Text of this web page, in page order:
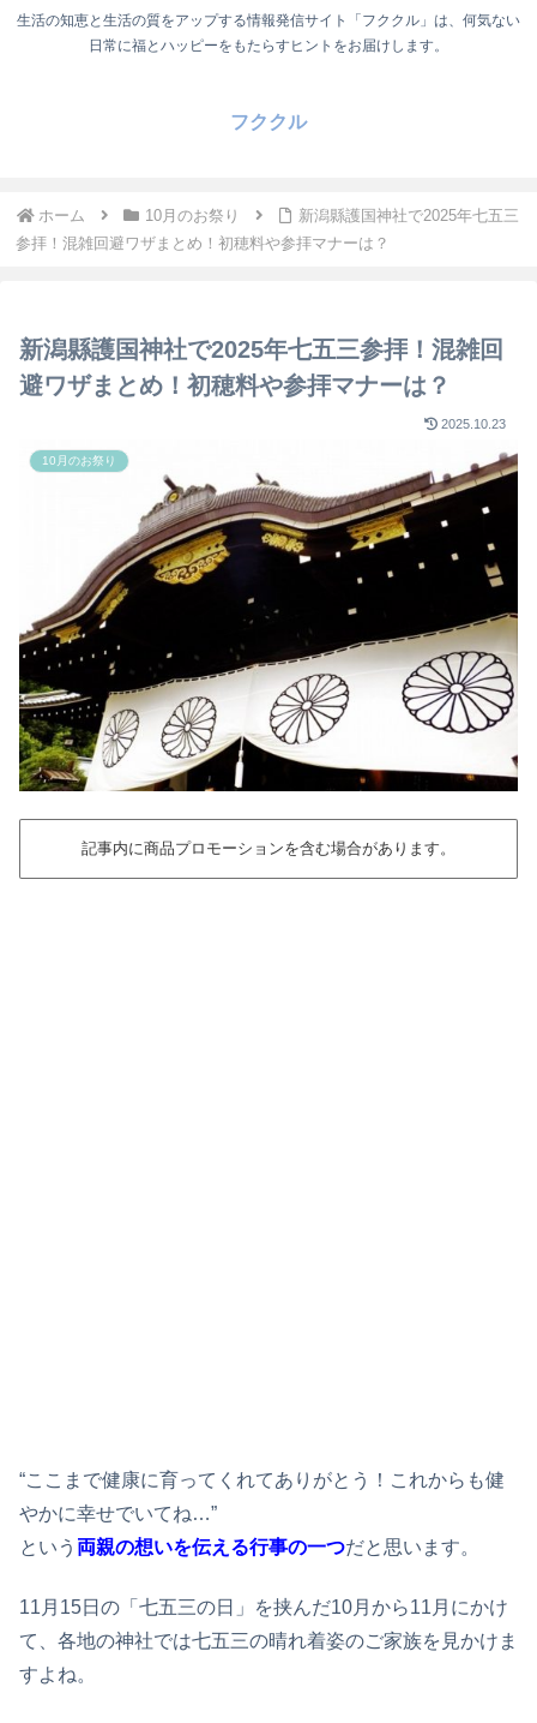
生活の知恵と生活の質をアップする情報発信サイト「フククル」は、何気ない
日常に福とハッピーをもたらすヒントをお届けします。
フククル
ホーム 10月のお祭り
新潟縣護国神社で2025年七五三
参拝！混雑回避ワザまとめ！初穂料や参拝マナーは？
新潟縣護国神社で2025年七五三参拝！混雑回
避ワザまとめ！初穂料や参拝マナーは？
2025.10.23
10月のお祭り
記事内に商品プロモーションを含む場合があります。
“ここまで健康に育ってくれてありがとう！これからも健
やかに幸せでいてね…”
という 両親の想いを伝える行事の一つだと思います。
11月15日の「七五三の日」を挟んだ10月から11月にかけ
て、各地の神社では七五三の晴れ着姿のご家族を見かけま
すよね。